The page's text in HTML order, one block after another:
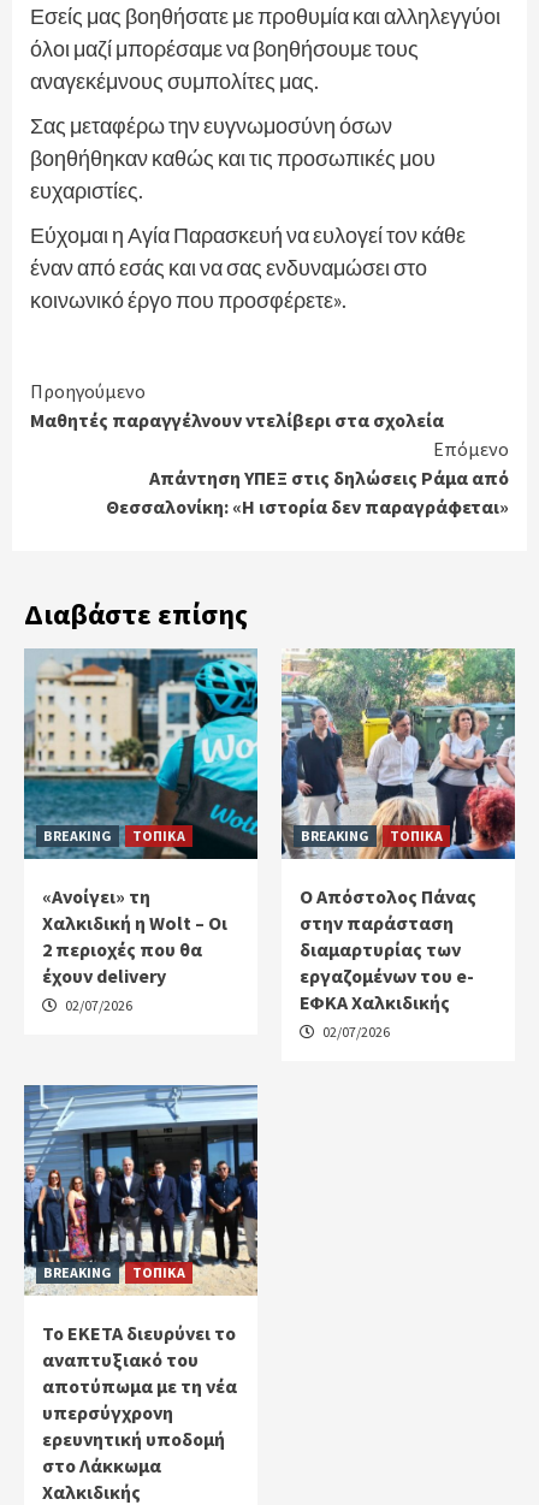
Εσείς μας βοηθήσατε με προθυμία και αλληλεγγύοι
όλοι μαζί μπορέσαμε να βοηθήσουμε τους
αναγεκέμνους συμπολίτες μας.
Σας μεταφέρω την ευγνωμοσύνη όσων
βοηθήθηκαν καθώς και τις προσωπικές μου
ευχαριστίες.
Εύχομαι η Αγία Παρασκευή να ευλογεί τον κάθε
έναν από εσάς και να σας ενδυναμώσει στο
κοινωνικό έργο που προσφέρετε».
Continue
Reading
Προηγούμενο
Μαθητές παραγγέλνουν ντελίβερι στα σχολεία
Επόμενο
Απάντηση ΥΠΕΞ στις δηλώσεις Ράμα από
Θεσσαλονίκη: «Η ιστορία δεν παραγράφεται»
Διαβάστε επίσης
BREAKING ΤΟΠΙΚΑ
«Ανοίγει» τη
Χαλκιδική η Wolt – Οι
2 περιοχές που θα
έχουν delivery
02/07/2026
BREAKING ΤΟΠΙΚΑ
Ο Απόστολος Πάνας
στην παράσταση
διαμαρτυρίας των
εργαζομένων του e-
ΕΦΚΑ Χαλκιδικής
02/07/2026
BREAKING ΤΟΠΙΚΑ
Το ΕΚΕΤΑ διευρύνει το
αναπτυξιακό του
αποτύπωμα με τη νέα
υπερσύγχρονη
ερευνητική υποδομή
στο Λάκκωμα
Χαλκιδικής